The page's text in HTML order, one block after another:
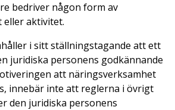
bedriver någon form av
eller aktivitet.
i sitt ställningstagande att ett
juridiska personens godkännande
att näringsverksamhet
innebär inte att reglerna i övrigt
den juridiska personens